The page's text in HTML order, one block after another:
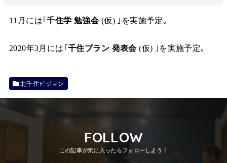
11月には｢千住学 勉強会(仮) ｣を実施予定｡
2020年3月には｢千住プラン 発表会(仮) ｣を実施予定｡
北千住ビジョン
FOLLOW